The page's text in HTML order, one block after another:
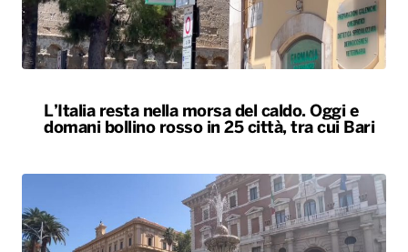
L’Italia resta nella morsa del caldo. Oggi e
domani bollino rosso in 25 città, tra cui Bari